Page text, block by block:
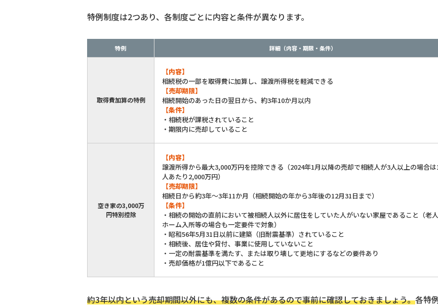
特例制度は2つあり、各制度ごとに内容と条件が異なります。
特例 詳細（内容・期限・条件）
取得費加算の特例
【内容】
相続税の一部を取得費に加算し、譲渡所得税を軽減できる
【売却期限】
相続開始のあった日の翌日から、約3年10か月以内
【条件】
・相続税が課税されていること
・期限内に売却していること
空き家の3,000万
円特別控除
【内容】
譲渡所得から最大3,000万円を控除できる（2024年1月以降の売却で相続人が3人以上の場合は
人あたり2,000万円）
【売却期限】
相続日から約3年〜3年11か月（相続開始の年から3年後の12月31日まで）
【条件】
・相続の開始の直前において被相続人以外に居住をしていた人がいない家屋であること（老人
ホーム入所等の場合も一定要件で対象）
・昭和56年5月31日以前に建築（旧耐震基準）されていること
・相続後、居住や貸付、事業に使用していないこと
・一定の耐震基準を満たす、または取り壊して更地にするなどの要件あり
・売却価格が1億円以下であること
約3年以内という売却期間以外にも、複数の条件があるので事前に確認しておきましょう。各特